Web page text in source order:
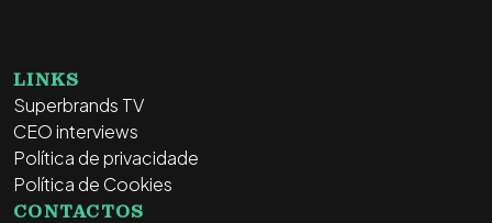
LINKS
Superbrands TV
CEO interviews
Política de privacidade
Política de Cookies
CONTACTOS